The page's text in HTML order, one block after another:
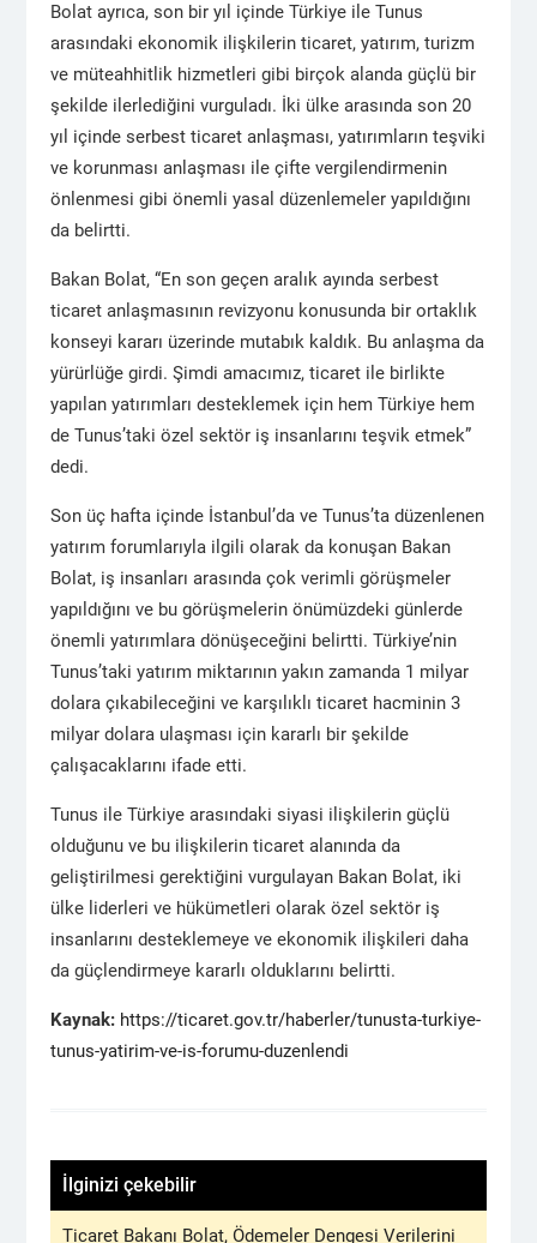
Bolat ayrıca, son bir yıl içinde Türkiye ile Tunus
arasındaki ekonomik ilişkilerin ticaret, yatırım, turizm
ve müteahhitlik hizmetleri gibi birçok alanda güçlü bir
şekilde ilerlediğini vurguladı. İki ülke arasında son 20
yıl içinde serbest ticaret anlaşması, yatırımların teşviki
ve korunması anlaşması ile çifte vergilendirmenin
önlenmesi gibi önemli yasal düzenlemeler yapıldığını
da belirtti.
Bakan Bolat, “En son geçen aralık ayında serbest
ticaret anlaşmasının revizyonu konusunda bir ortaklık
konseyi kararı üzerinde mutabık kaldık. Bu anlaşma da
yürürlüğe girdi. Şimdi amacımız, ticaret ile birlikte
yapılan yatırımları desteklemek için hem Türkiye hem
de Tunus’taki özel sektör iş insanlarını teşvik etmek”
dedi.
Son üç hafta içinde İstanbul’da ve Tunus’ta düzenlenen
yatırım forumlarıyla ilgili olarak da konuşan Bakan
Bolat, iş insanları arasında çok verimli görüşmeler
yapıldığını ve bu görüşmelerin önümüzdeki günlerde
önemli yatırımlara dönüşeceğini belirtti. Türkiye’nin
Tunus’taki yatırım miktarının yakın zamanda 1 milyar
dolara çıkabileceğini ve karşılıklı ticaret hacminin 3
milyar dolara ulaşması için kararlı bir şekilde
çalışacaklarını ifade etti.
Tunus ile Türkiye arasındaki siyasi ilişkilerin güçlü
olduğunu ve bu ilişkilerin ticaret alanında da
geliştirilmesi gerektiğini vurgulayan Bakan Bolat, iki
ülke liderleri ve hükümetleri olarak özel sektör iş
insanlarını desteklemeye ve ekonomik ilişkileri daha
da güçlendirmeye kararlı olduklarını belirtti.
Kaynak: https://ticaret.gov.tr/haberler/tunusta-turkiye-
tunus-yatirim-ve-is-forumu-duzenlendi
İlginizi çekebilir
Ticaret Bakanı Bolat, Ödemeler Dengesi Verilerini